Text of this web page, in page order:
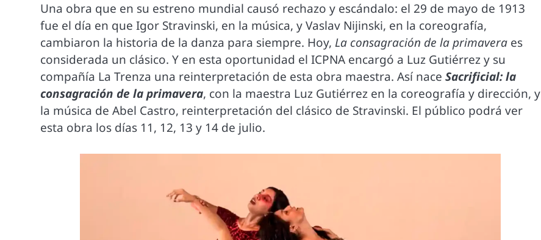
Una obra que en su estreno mundial causó rechazo y escándalo: el 29 de mayo de 1913
fue el día en que Igor Stravinski, en la música, y Vaslav Nijinski, en la coreografía,
cambiaron la historia de la danza para siempre. Hoy, La consagración de la primavera es
considerada un clásico. Y en esta oportunidad el ICPNA encargó a Luz Gutiérrez y su
compañía La Trenza una reinterpretación de esta obra maestra. Así naceSacrificial: la
consagración de la primavera, con la maestra Luz Gutiérrez en la coreografía y dirección, y
la música de Abel Castro, reinterpretación del clásico de Stravinski. El público podrá ver
esta obra los días 11, 12, 13 y 14 de julio.